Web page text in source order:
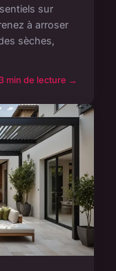
sur
à arroser
sèches,
3 min de lecture →